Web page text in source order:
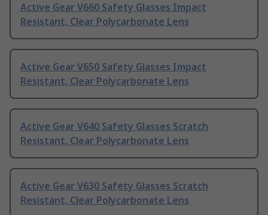
Active Gear V660 Safety Glasses Impact
Resistant, Clear Polycarbonate Lens
Active Gear V650 Safety Glasses Impact
Resistant, Clear Polycarbonate Lens
Active Gear V640 Safety Glasses Scratch
Resistant, Clear Polycarbonate Lens
Active Gear V630 Safety Glasses Scratch
Resistant, Clear Polycarbonate Lens